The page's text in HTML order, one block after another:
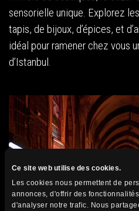
Ce site web utilise des cookies.
Les cookies nous permettent de
annonces, d'offrir des
d'analyser notre trafic. Nous
sensorielle unique. Explorez
tapis, de bijoux, d’épices, et
idéal pour ramener chez vous
d’Istanbul.